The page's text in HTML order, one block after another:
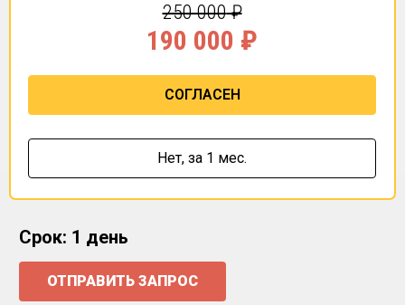
250 000₽
190 000 ₽
СОГЛАСЕН
Нет, за 1 мес.
Срок: 1 день
ОТПРАВИТЬ ЗАПРОС